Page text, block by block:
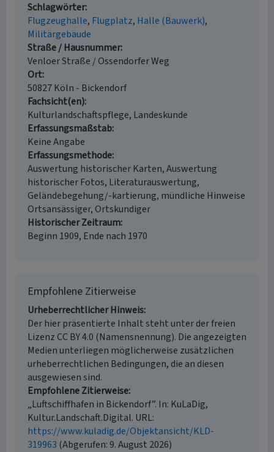
Schlagwörter
Flugzeughalle Flugplatz Halle (Bauwerk)
Militärgebäude
Straße / Hausnummer
Venloer Straße / Ossendorfer Weg
Ort
50827 Köln - Bickendorf
Fachsicht(en)
Kulturlandschaftspflege, Landeskunde
Erfassungsmaßstab
Keine Angabe
Erfassungsmethode
Auswertung historischer Karten, Auswertung
historischer Fotos, Literaturauswertung,
Geländebegehung/-kartierung, mündliche Hinweise
Ortsansässiger, Ortskundiger
Historischer Zeitraum
Beginn 1909, Ende nach 1970
Empfohlene Zitierweise
Urheberrechtlicher Hinweis
Der hier präsentierte Inhalt steht unter der freien
Lizenz CC BY 4.0 (Namensnennung). Die angezeigten
Medien unterliegen möglicherweise zusätzlichen
urheberrechtlichen Bedingungen, die an diesen
ausgewiesen sind.
Empfohlene Zitierweise
„Luftschiffhafen in Bickendorf”. In: KuLaDig,
Kultur.Landschaft.Digital. URL:
https://www.kuladig.de/Objektansicht/KLD-
319963 (Abgerufen: 9. August 2026)